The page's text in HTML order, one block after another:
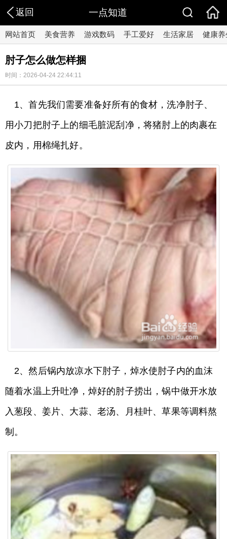
返回 一点知道
网站首页 美食营养 游戏数码 手工爱好 生活家居 健康养
肘子怎么做怎样捆
时间：2026-04-24 22:44:11
1、首先我们需要准备好所有的食材，洗净肘子、
用小刀把肘子上的细毛脏泥刮净，将猪肘上的肉裹在
皮内，用棉绳扎好。
2、然后锅内放凉水下肘子，焯水使肘子内的血沫
随着水温上升吐净，焯好的肘子捞出，锅中做开水放
入葱段、姜片、大蒜、老汤、月桂叶、草果等调料熬
制。